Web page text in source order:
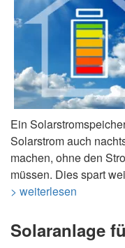
Ein
Solarstrom auch
machen, ohne den
müssen. Dies spart
> weiterlesen
Solaranlage